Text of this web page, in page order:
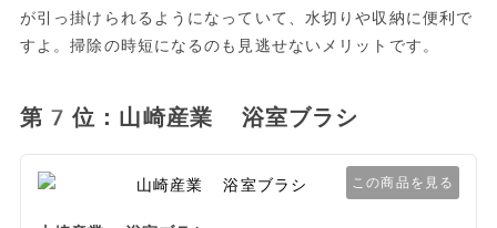
が引っ掛けられるようになっていて、水切りや収納に便利で
すよ。掃除の時短になるのも見逃せないメリットです。
第7位：山崎産業 浴室ブラシ
この商品を見る